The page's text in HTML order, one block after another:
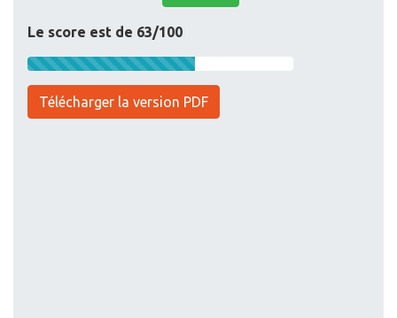
Le score est de 63/100
Télécharger la version PDF